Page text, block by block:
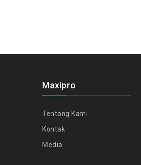
Maxipro
Tentang Kami
Kontak
Media